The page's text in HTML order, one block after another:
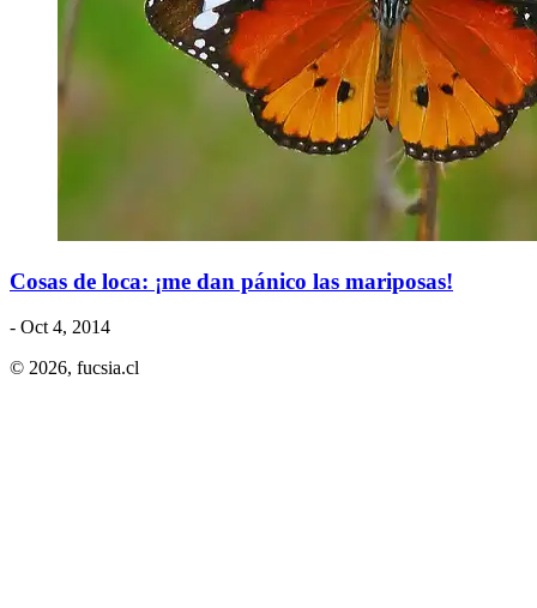
Cosas de loca: ¡me dan pánico las mariposas!
- Oct 4, 2014
© 2026, fucsia.cl